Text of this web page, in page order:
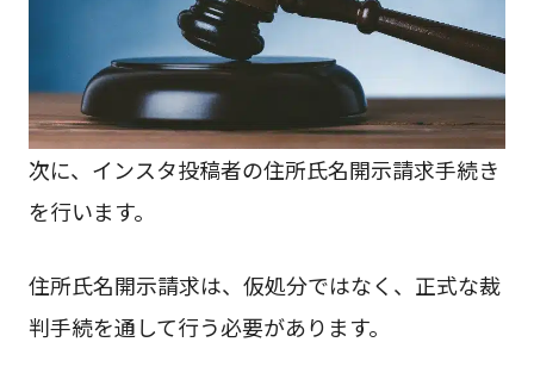
次に、インスタ投稿者の住所氏名開示請求手続き
を行います。
住所氏名開示請求は、仮処分ではなく、正式な裁
判手続を通して行う必要があります。